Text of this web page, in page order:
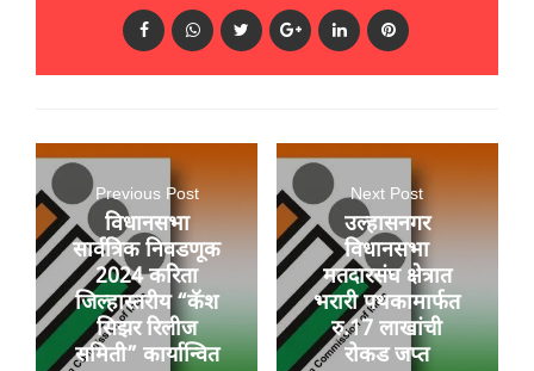
Previous Post
विधानसभा
सार्वत्रिक निवडणूक
2024 करिता
जिल्हास्तरीय “कॅश
सिझर रिलीज
समिती” कार्यान्वित
Next Post
उल्हासनगर
विधानसभा
मतदारसंघ क्षेत्रात
भरारी पथकामार्फत
रु.17 लाखांची
रोकड जप्त